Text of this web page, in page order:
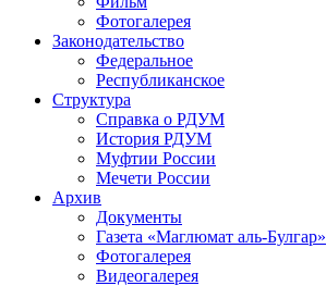
Фотогалерея
Законодательство
Федеральное
Республиканское
Структура
Справка о РДУМ
История РДУМ
Муфтии России
Мечети России
Архив
Документы
Газета «Маглюмат аль-Булгар»
Фотогалерея
Видеогалерея